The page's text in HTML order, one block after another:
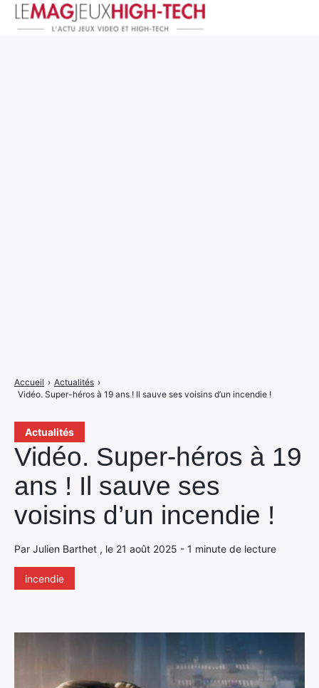
Actualités
Vidéo. Super-héros à 19
ans ! Il sauve ses
voisins d’un incendie !
Par Julien Barthet , le 21 août 2025 - 1 minute de lecture
incendie
Accueil › Actualités ›
Vidéo. Super-héros à 19 ans ! Il sauve ses voisins d’un incendie !